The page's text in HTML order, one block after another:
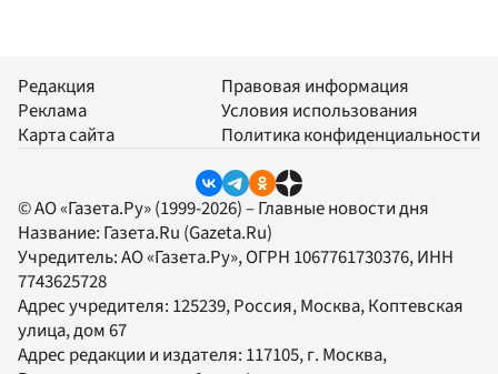
Редакция
Реклама
Карта сайта
Правовая информация
Условия использования
Политика конфиденциальности
© АО «Газета.Ру» (1999-2026) – Главные новости дня
Название: Газета.Ru (Gazeta.Ru)
Учредитель:АО «Газета.Ру», ОГРН 1067761730376, ИНН
7743625728
Адрес учредителя: 125239, Россия, Москва, Коптевская
улица, дом 67
Адрес редакции и издателя: 117105, г. Москва,